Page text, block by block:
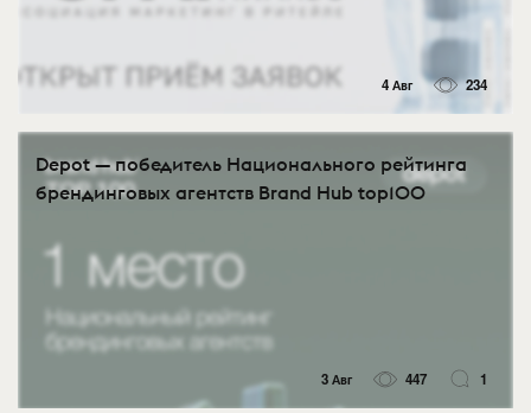
4 Авг 234
Depot — победитель Национального рейтинга
брендинговых агентств Brand Hub top100
3 Авг 447 1